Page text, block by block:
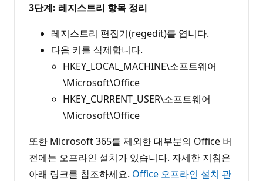
3단계: 레지스트리 항목 정리
레지스트리 편집기(regedit)를 엽니다.
다음 키를 삭제합니다.
HKEY_LOCAL_MACHINE\소프트웨어
\Microsoft\Office
HKEY_CURRENT_USER\소프트웨어
\Microsoft\Office
또한 Microsoft 365를 제외한 대부분의 Office 버
전에는 오프라인 설치가 있습니다. 자세한 지침은
아래 링크를 참조하세요. Office 오프라인 설치 관